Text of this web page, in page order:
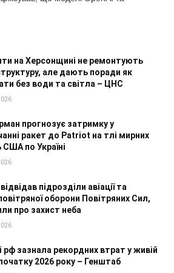
на Херсонщині не ремонтують
але дають поради як
без води та світла – ЦНС
прогнозує затримку у
ракет до Patriot на тлі мирних
США по Україні
підрозділи авіації та
оборони Повітряних Сил,
про захист неба
рф зазнала рекордних втрат у живій
2026 року – Генштаб